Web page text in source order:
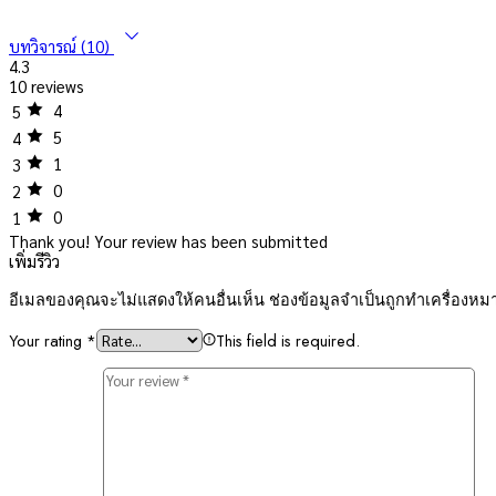
บทวิจารณ์ (10)
4.3
10 reviews
5
4
4
5
3
1
2
0
1
0
Thank you! Your review has been submitted
เพิ่มรีวิว
อีเมลของคุณจะไม่แสดงให้คนอื่นเห็น ช่องข้อมูลจำเป็นถูกทำเครื่องหม
Your rating * This field is required.